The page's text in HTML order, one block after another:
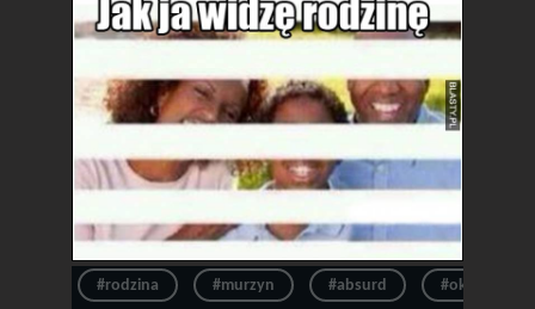
#rodzina #murzyn #absurd #okulary